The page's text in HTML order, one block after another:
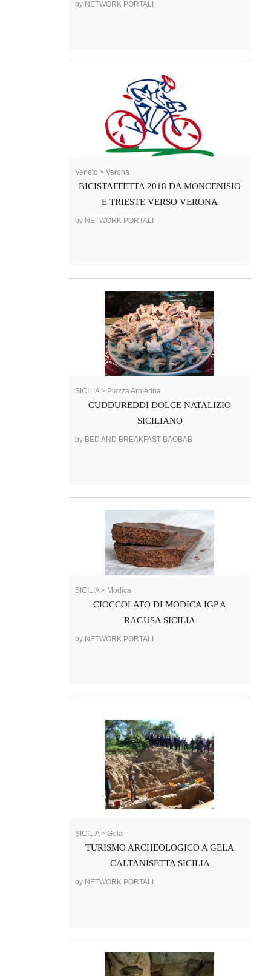
by NETWORK PORTALI
Veneto > Verona
BICISTAFFETTA 2018 DA MONCENISIO
E TRIESTE VERSO VERONA
by NETWORK PORTALI
SICILIA > Piazza Armerina
CUDDUREDDI DOLCE NATALIZIO
SICILIANO
by BED AND BREAKFAST BAOBAB
SICILIA > Modica
CIOCCOLATO DI MODICA IGP A
RAGUSA SICILIA
by NETWORK PORTALI
SICILIA > Gela
TURISMO ARCHEOLOGICO A GELA
CALTANISETTA SICILIA
by NETWORK PORTALI